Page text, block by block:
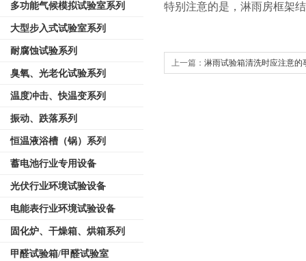
多功能气候模拟试验室系列
大型步入式试验室系列
耐腐蚀试验系列
臭氧、光老化试验系列
温度冲击、快温变系列
振动、跌落系列
恒温液浴槽（锅）系列
蓄电池行业专用设备
光伏行业环境试验设备
电能表行业环境试验设备
固化炉、干燥箱、烘箱系列
甲醛试验箱/甲醛试验室
特别注意的是，淋雨房框架
上一篇： 淋雨试验箱清洗时应注意的